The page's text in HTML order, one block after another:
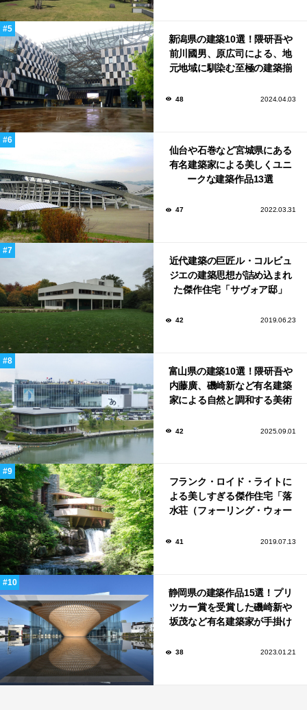
新潟県の建築10選！隈研吾や
前川國男、原広司による、地
元地域に馴染む至極の建築揃
48 2024.04.03
仙台や石巻など宮城県にある
有名建築家による美しくユニ
ークな建築作品13選
47 2022.03.31
近代建築の巨匠ル・コルビュ
ジエの建築思想が詰め込まれ
た傑作住宅「サヴォア邸」
42 2019.06.23
富山県の建築10選！隈研吾や
内藤廣、磯崎新など有名建築
家による自然と調和する美術
42 2025.09.01
フランク・ロイド・ライトに
よる美しすぎる傑作住宅「落
水荘（フォーリング・ウォー
41 2019.07.13
静岡県の建築作品15選！プリ
ツカー賞を受賞した磯崎新や
坂茂など有名建築家が手掛け
38 2023.01.21